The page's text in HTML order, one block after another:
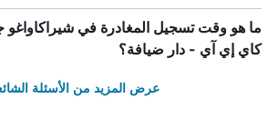
ما هو وقت تسجيل المغادرة في
كاي إي آي - دار ضيافة؟
عرض المزيد من الأسئلة